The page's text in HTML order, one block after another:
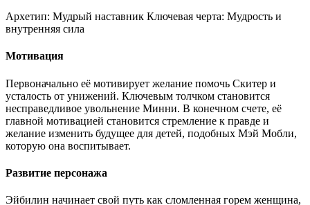
Архетип: Мудрый наставник Ключевая черта: Мудрость и
внутренняя сила
Мотивация
Первоначально её мотивирует желание помочь Скитер и
усталость от унижений. Ключевым толчком становится
несправедливое увольнение Минни. В конечном счете, её
главной мотивацией становится стремление к правде и
желание изменить будущее для детей, подобных Мэй Мобли,
которую она воспитывает.
Развитие персонажа
Эйбилин начинает свой путь как сломленная горем женщина,